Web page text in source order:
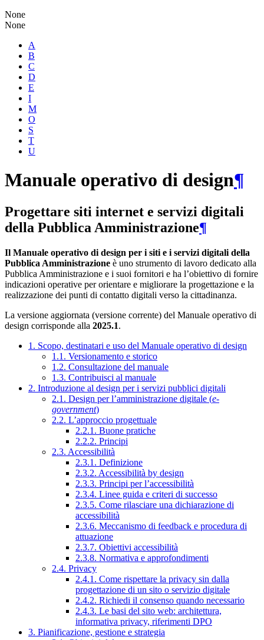
None
None
A
B
C
D
E
I
M
O
S
T
U
Manuale operativo di design¶
Progettare siti internet e servizi digitali
della Pubblica Amministrazione¶
Il Manuale operativo di design per i siti e i servizi digitali della
Pubblica Amministrazione è uno strumento di lavoro dedicato alla
Pubblica Amministrazione e i suoi fornitori e ha l’obiettivo di fornire
indicazioni operative per orientare e migliorare la progettazione e la
realizzazione dei punti di contatto digitali verso la cittadinanza.
La versione aggiornata (versione corrente) del Manuale operativo di
design corrisponde alla 2025.1.
1. Scopo, destinatari e uso del Manuale operativo di design
1.1. Versionamento e storico
1.2. Consultazione del manuale
1.3. Contribuisci al manuale
2. Introduzione al design per i servizi pubblici digitali
2.1. Design per l’amministrazione digitale (e-
government)
2.2. L’approccio progettuale
2.2.1. Buone pratiche
2.2.2. Principi
2.3. Accessibilità
2.3.1. Definizione
2.3.2. Accessibilità by design
2.3.3. Principi per l’accessibilità
2.3.4. Linee guida e criteri di successo
2.3.5. Come rilasciare una dichiarazione di
accessibilità
2.3.6. Meccanismo di feedback e procedura di
attuazione
2.3.7. Obiettivi accessibilità
2.3.8. Normativa e approfondimenti
2.4. Privacy
2.4.1. Come rispettare la privacy sin dalla
progettazione di un sito o servizio digitale
2.4.2. Richiedi il consenso quando necessario
2.4.3. Le basi del sito web: architettura,
informativa privacy, riferimenti DPO
3. Pianificazione, gestione e strategia